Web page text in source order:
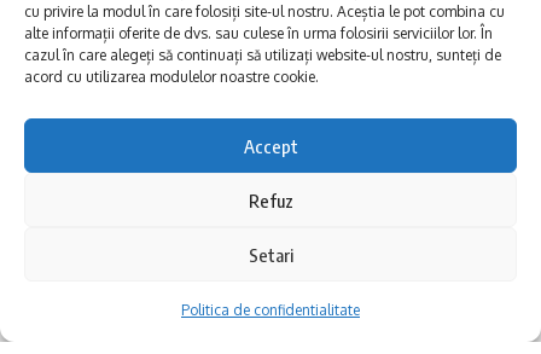
cu privire la modul în care folosiți site-ul nostru. Aceștia le pot combina cu
alte informații oferite de dvs. sau culese în urma folosirii serviciilor lor. În
cazul în care alegeți să continuați să utilizați website-ul nostru, sunteți de
acord cu utilizarea modulelor noastre cookie.
Accept
Refuz
Setari
Politica de confidentialitate
E xplorăm Dobrogea,
Explorăm valorile locale:
Deltă, Litoral, cele mai mari
biserici și mănăstiri, cele mai
FRUMOASE POVEȘTI.
Afaceri și meșteșuguri
Actualitate